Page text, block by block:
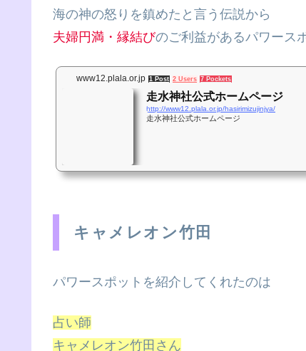
海の神の怒りを鎮めたと言う伝説から
夫婦円満・縁結びのご利益があるパワース
www12.plala.or.jp 1 Post 2 Users 7 Pockets
走水神社公式ホームページ
http://www12.plala.or.jp/hasirimizujinjya/
走水神社公式ホームページ
キャメレオン竹田
パワースポットを紹介してくれたのは
占い師
キャメレオン竹田さん